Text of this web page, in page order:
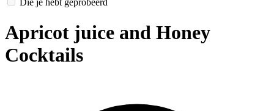
Die je hebt geprobeerd
Apricot juice and Honey
Cocktails